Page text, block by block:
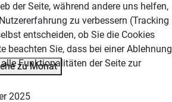
zu Monat
2025
der Seite, während andere uns helfen,
zu verbessern (Tracking
entscheiden, ob Sie die Cookies
beachten Sie, dass bei einer Ablehnung
Funktionalitäten der Seite zur